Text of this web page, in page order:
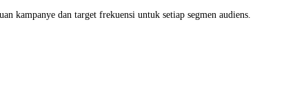
kampanye dan target frekuensi untuk setiap segmen audiens.